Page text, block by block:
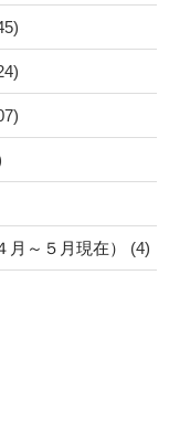
～５月現在） (4)